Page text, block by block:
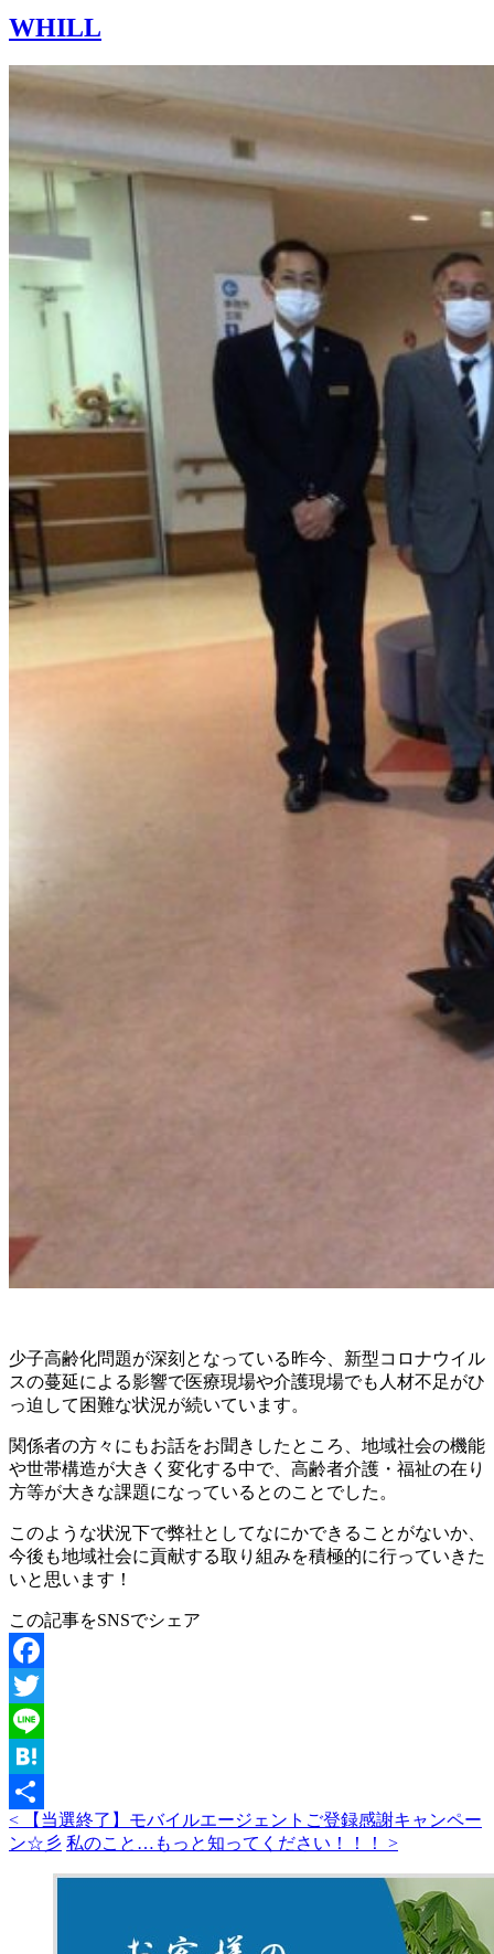
WHILL
少子高齢化問題が深刻となっている昨今、新型コロナウイル
スの蔓延による影響で医療現場や介護現場でも人材不足がひ
っ迫して困難な状況が続いています。
関係者の方々にもお話をお聞きしたところ、地域社会の機能
や世帯構造が大きく変化する中で、高齢者介護・福祉の在り
方等が大きな課題になっているとのことでした。
このような状況下で弊社としてなにかできることがないか、
今後も地域社会に貢献する取り組みを積極的に行っていきた
いと思います！
この記事をSNSでシェア
Facebook
Twitter
Line
Hatena
共
< 【当選終了】モバイルエージェントご登録感謝キャンペー
ン☆彡 私のこと…もっと知ってください！！！ >